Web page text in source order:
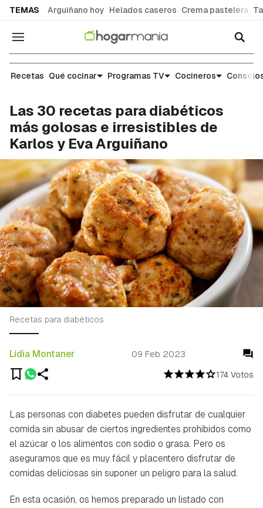
TEMAS Arguiñano hoy Helados caseros Crema pastelera
Navegación
Recetas
Recetas Qué cocinar Programas TV Cocineros
Las 30 recetas para diabéticos
más golosas e irresistibles de
Karlos y Eva Arguiñano
174 Votos
Lídia Montaner 09 Feb 2023
Recetas para diabéticos
Las personas con diabetes pueden disfrutar de cualquier
comida sin abusar de ciertos ingredientes prohibidos como
el azúcar o los alimentos con sodio o grasa. Pero os
aseguramos que es muy fácil y placentero disfrutar de
comidas deliciosas sin suponer un peligro para la salud.
En esta ocasión, os hemos preparado un listado con